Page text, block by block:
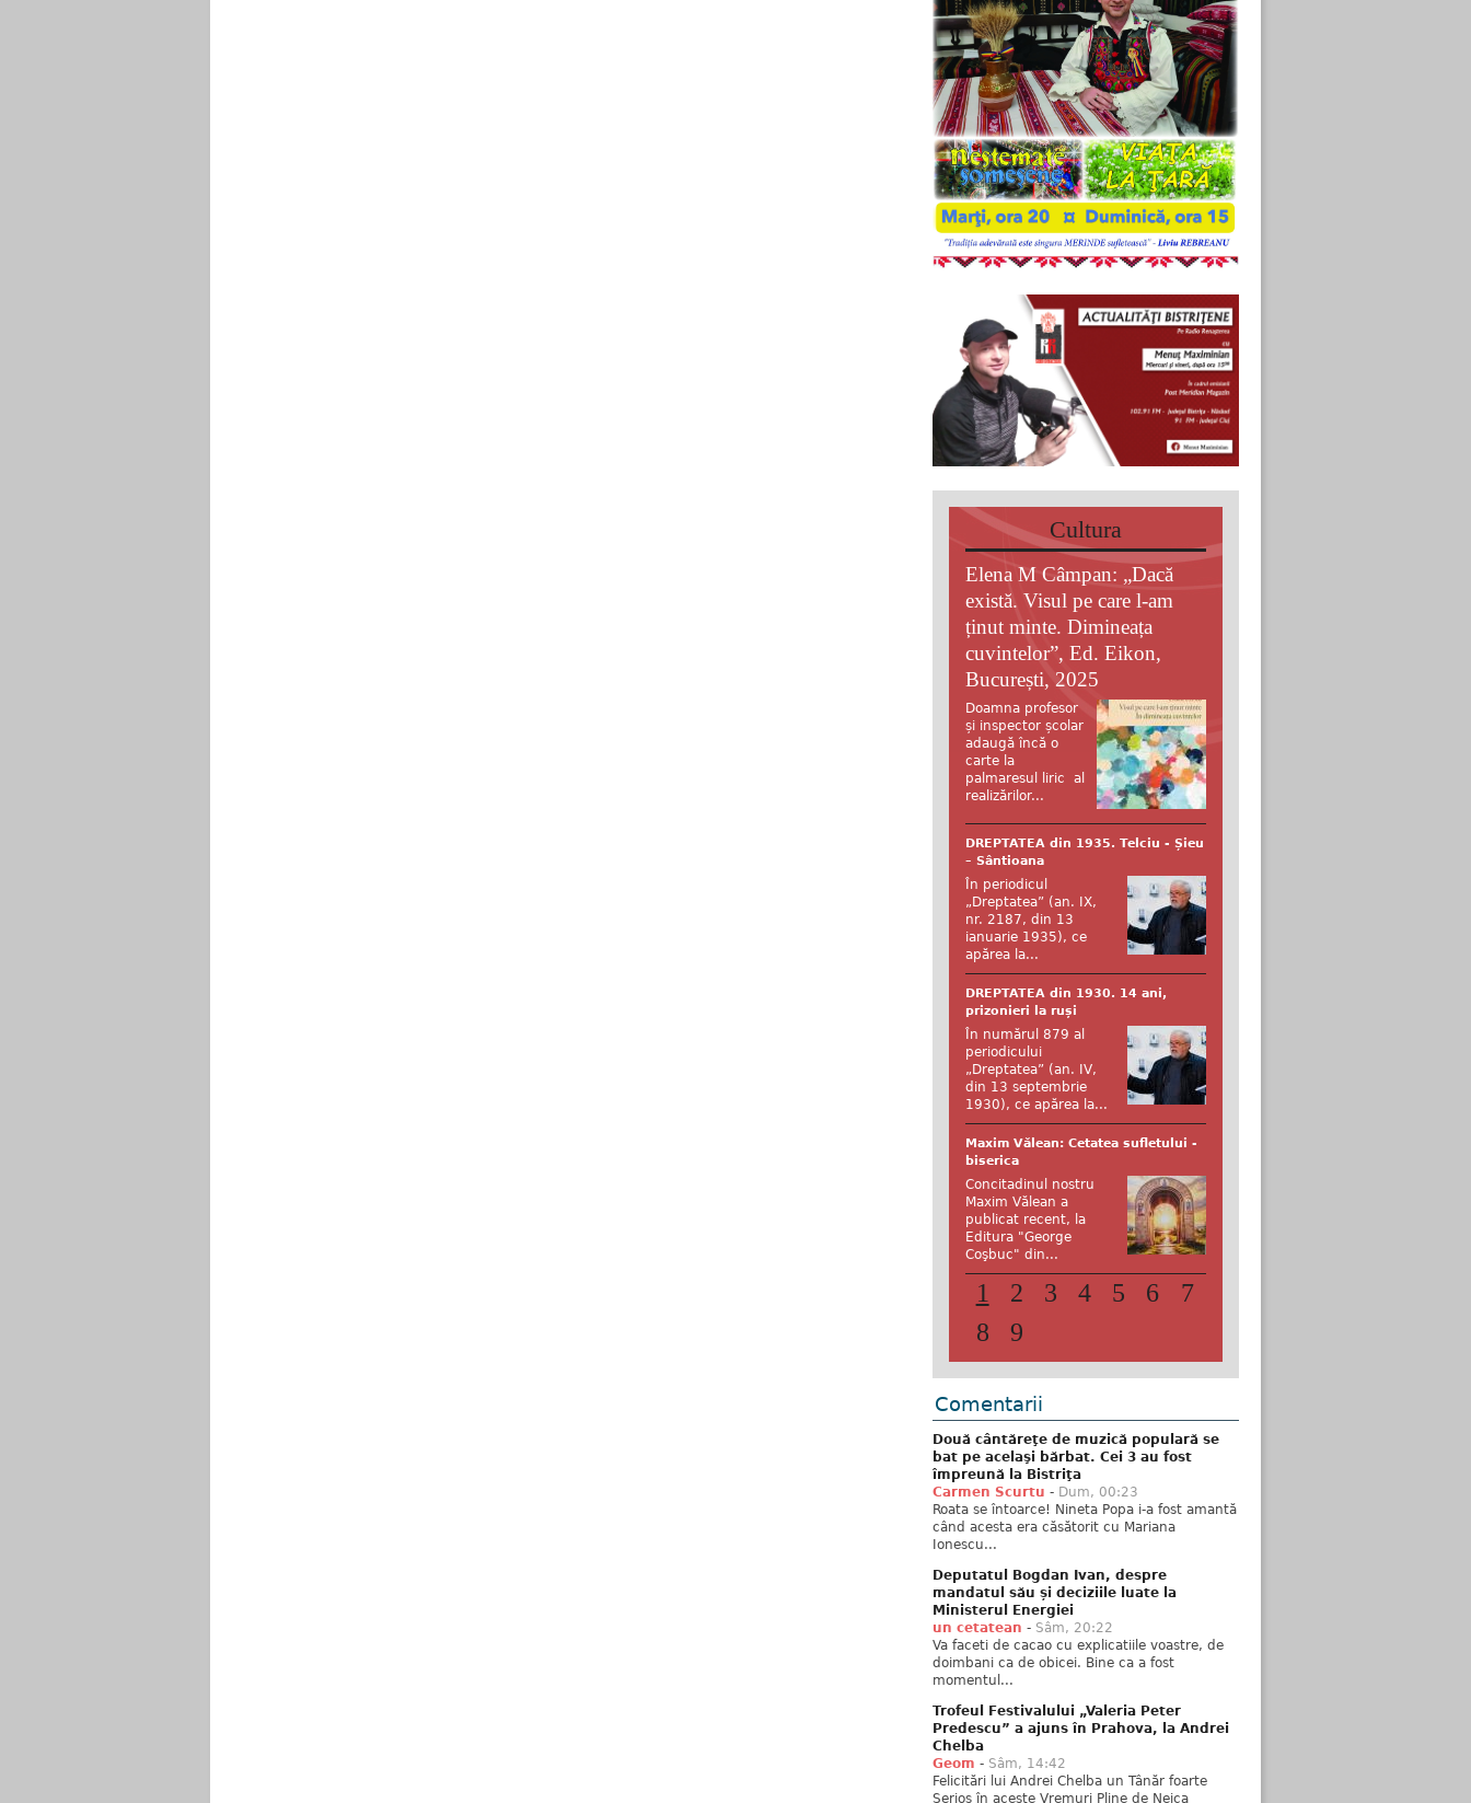
Cultura
Elena M Câmpan: „Dacă
există. Visul pe care l-am
ținut minte. Dimineața
cuvintelor”, Ed. Eikon,
București, 2025
Doamna profesor
și inspector școlar
adaugă încă o
carte la
palmaresul liric al
realizărilor...
DREPTATEA din 1935. Telciu - Șieu
– Sântioana
În periodicul
„Dreptatea” (an. IX,
nr. 2187, din 13
ianuarie 1935), ce
apărea la...
DREPTATEA din 1930. 14 ani,
prizonieri la ruși
În numărul 879 al
periodicului
„Dreptatea” (an. IV,
din 13 septembrie
1930), ce apărea la...
Maxim Vălean: Cetatea sufletului -
biserica
Concitadinul nostru
Maxim Vălean a
publicat recent, la
Editura "George
Coşbuc" din...
1 2 3 4 5 6
7
8
9
Comentarii
Două cântăreţe de muzică populară se
bat pe acelaşi bărbat. Cei 3 au fost
împreună la Bistriţa
Carmen Scurtu - Dum, 00:23
Roata se întoarce! Nineta Popa i-a fost amantă
când acesta era căsătorit cu Mariana
Ionescu...
Deputatul Bogdan Ivan, despre
mandatul său și deciziile luate la
Ministerul Energiei
un cetatean - Sâm, 20:22
Va faceti de cacao cu explicatiile voastre, de
doimbani ca de obicei. Bine ca a fost
momentul...
Trofeul Festivalului „Valeria Peter
Predescu” a ajuns în Prahova, la Andrei
Chelba
Geom - Sâm, 14:42
Felicitări lui Andrei Chelba un Tânăr foarte
Serios în aceste Vremuri Pline de Neica